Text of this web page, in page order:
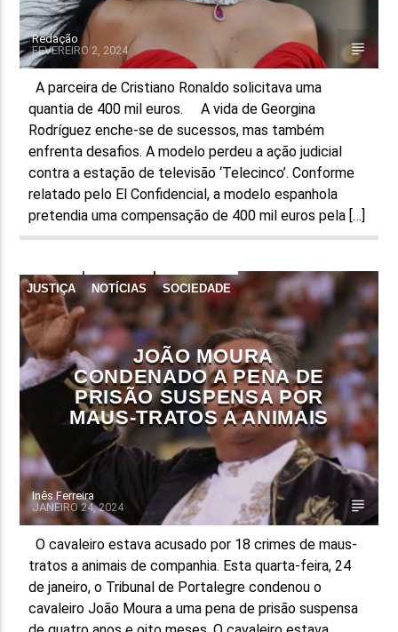
Redação
FEVEREIRO 2, 2024
A parceira de Cristiano Ronaldo solicitava uma
quantia de 400 mil euros. A vida de Georgina
Rodríguez enche-se de sucessos, mas também
enfrenta desafios. A modelo perdeu a ação judicial
contra a estação de televisão ‘Telecinco’. Conforme
relatado pelo El Confidencial, a modelo espanhola
pretendia uma compensação de 400 mil euros pela […]
JUSTIÇA NOTÍCIAS SOCIEDADE
JOÃO MOURA
CONDENADO A PENA DE
PRISÃO SUSPENSA POR
MAUS-TRATOS A ANIMAIS
Inês Ferreira
JANEIRO 24, 2024
O cavaleiro estava acusado por 18 crimes de maus-
tratos a animais de companhia. Esta quarta-feira, 24
de janeiro, o Tribunal de Portalegre condenou o
cavaleiro João Moura a uma pena de prisão suspensa